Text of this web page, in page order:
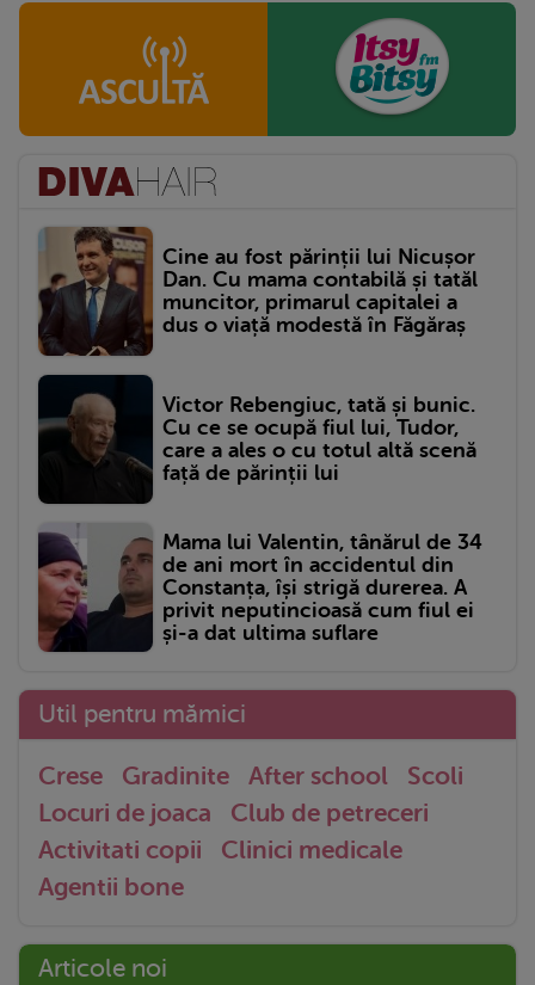
Cine au fost părinții lui Nicușor
Dan. Cu mama contabilă și tatăl
muncitor, primarul capitalei a
dus o viață modestă în Făgăraș
Victor Rebengiuc, tată și bunic.
Cu ce se ocupă fiul lui, Tudor,
care a ales o cu totul altă scenă
față de părinții lui
Mama lui Valentin, tânărul de 34
de ani mort în accidentul din
Constanța, își strigă durerea. A
privit neputincioasă cum fiul ei
și-a dat ultima suflare
Util pentru mămici
Crese Gradinite After school
Scoli
Locuri de joaca
Club de petreceri
Activitati copii
Clinici medicale
Agentii bone
Articole noi